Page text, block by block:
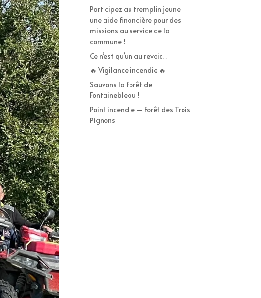
Participez au tremplin jeune :
une aide financière pour des
missions au service de la
commune !
Ce n’est qu’un au revoir…
🔥 Vigilance incendie 🔥
Sauvons la forêt de
Fontainebleau !
Point incendie – Forêt des Trois
Pignons